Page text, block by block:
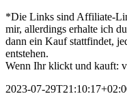
*Die Links sind Affiliate-
mir, allerdings erhalte ich
dann ein Kauf stattfindet,
entstehen.
Wenn Ihr klickt und kauft:
2023-07-